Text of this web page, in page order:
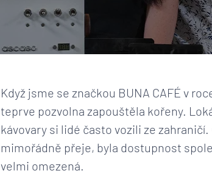
Když jsme se značkou BUNA CAFÉ v
teprve pozvolna zapouštěla kořeny.
kávovary si lidé často vozili ze
mimořádně přeje, byla dostupnost
velmi omezená.